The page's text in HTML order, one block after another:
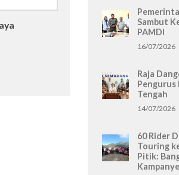
Sambut
PAMDI
16/07/2026
Raja
Pengurus
Tengah
14/07/2026
60 Rider
Touring
Pitik: